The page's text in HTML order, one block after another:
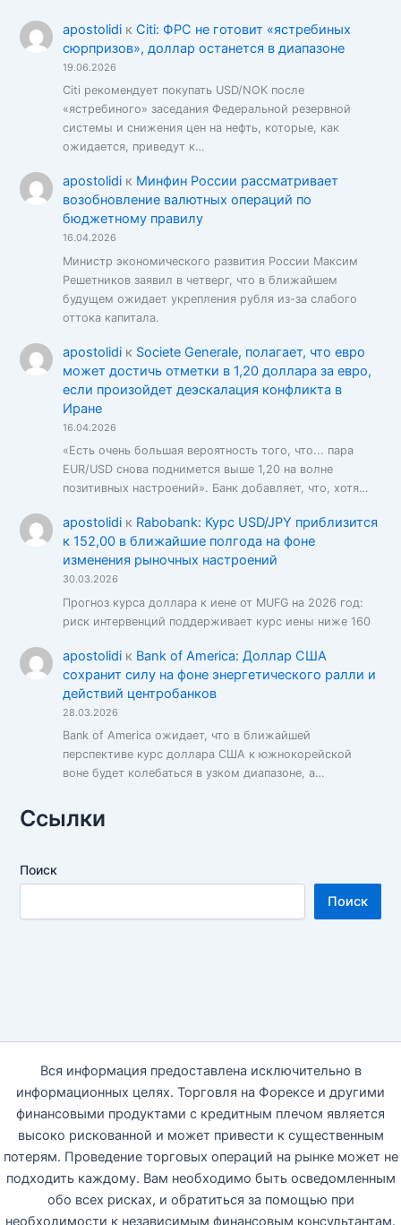
apostolidiк Citi: ФРС не готовит «ястребиных
сюрпризов», доллар останется в диапазоне
19.06.2026
Citi рекомендует покупать USD/NOK после
«ястребиного» заседания Федеральной резервной
системы и снижения цен на нефть, которые, как
ожидается, приведут к…
apostolidiк Минфин России рассматривает
возобновление валютных операций по
бюджетному правилу
16.04.2026
Министр экономического развития России Максим
Решетников заявил в четверг, что в ближайшем
будущем ожидает укрепления рубля из-за слабого
оттока капитала.
apostolidiк Societe Generale, полагает, что евро
может достичь отметки в 1,20 доллара за евро,
если произойдет деэскалация конфликта в
Иране
16.04.2026
«Есть очень большая вероятность того, что... пара
EUR/USD снова поднимется выше 1,20 на волне
позитивных настроений». Банк добавляет, что, хотя…
apostolidiк Rabobank: Курс USD/JPY приблизится
к 152,00 в ближайшие полгода на фоне
изменения рыночных настроений
30.03.2026
Прогноз курса доллара к иене от MUFG на 2026 год:
риск интервенций поддерживает курс иены ниже 160
apostolidiк Bank of America: Доллар США
сохранит силу на фоне энергетического ралли и
действий центробанков
28.03.2026
Bank of America ожидает, что в ближайшей
перспективе курс доллара США к южнокорейской
воне будет колебаться в узком диапазоне, а…
Ссылки
Поиск
Поиск
Вся информация предоставлена исключительно в
информационных целях. Торговля на Форексе и другими
финансовыми продуктами с кредитным плечом является
высоко рискованной и может привести к существенным
потерям. Проведение торговых операций на рынке может не
подходить каждому. Вам необходимо быть осведомленным
обо всех рисках, и обратиться за помощью при
необходимости к независимым финансовым консультантам.